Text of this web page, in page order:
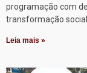
programação com
transformação
Leia mais »